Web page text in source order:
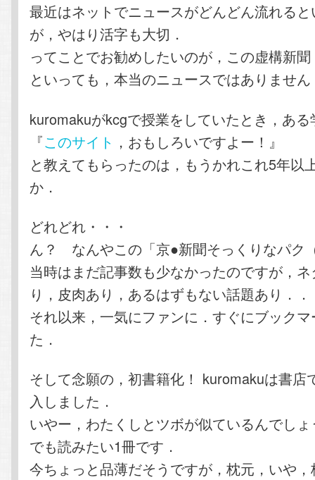
最近はネットでニュースがどんどん流れる
が，やはり活字も大切．
ってことでお勧めしたいのが，この虚構新聞
といっても，本当のニュースではありません
kuromakuがkcgで授業をしていたとき，あ
『このサイト ，おもしろいですよー！』
と教えてもらったのは，もうかれこれ5年以
か．
どれどれ・・・
ん？ なんやこの「京●新聞そっくりなパク
当時はまだ記事数も少なかったのですが，
り，皮肉あり，あるはずもない話題あり．．
それ以来，一気にファンに．すぐにブック
た．
そして念願の，初書籍化！ kuromakuは書店
入しました．
いやー，わたくしとツボが似ているんでし
でも読みたい1冊です．
今ちょっと品薄だそうですが，枕元，いや